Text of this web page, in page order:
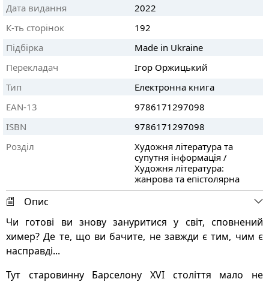
Дата видання
2022
К-ть сторінок
192
Підбірка
Made in Ukraine
Перекладач
Ігор Оржицький
Тип
Електронна книга
EAN-13
9786171297098
ISBN
9786171297098
Розділ
Художня література та
супутня інформація /
Художня література:
жанрова та епістолярна
Опис
Чи готові ви знову зануритися у світ, сповнений
химер? Де те, що ви бачите, не завжди є тим, чим є
насправді...
Тут старовинну Барселону XVI століття мало не